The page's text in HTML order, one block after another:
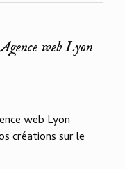
web Lyon
web Lyon
créations sur le